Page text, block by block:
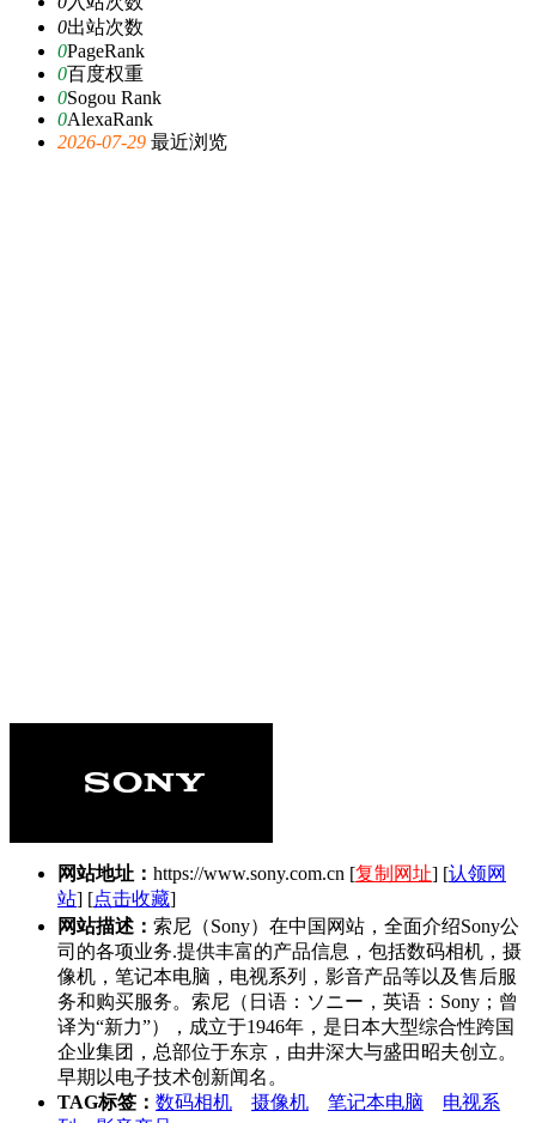
0出站次数
0PageRank
0百度权重
0Sogou Rank
0AlexaRank
2026-07-29 最近浏览
网站地址： https://www.sony.com.cn [复制网址] [认领网
站] [点击收藏]
网站描述： 索尼（Sony）在中国网站，全面介绍Sony公
司的各项业务.提供丰富的产品信息，包括数码相机，摄
像机，笔记本电脑，电视系列，影音产品等以及售后服
务和购买服务。索尼（日语：ソニー，英语：Sony；曾
译为“新力”），成立于1946年，是日本大型综合性跨国
企业集团，总部位于东京，由井深大与盛田昭夫创立。
早期以电子技术创新闻名。
TAG标签： 数码相机 摄像机 笔记本电脑
电视系